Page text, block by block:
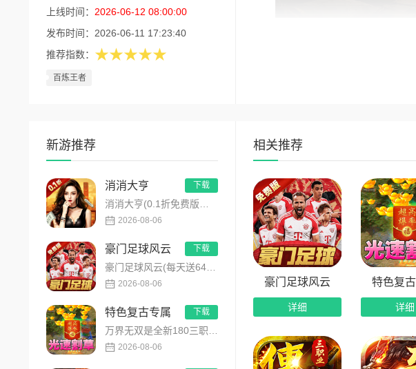
上线时间： 2026-06-12 08:00:00
发布时间： 2026-06-11 17:23:40
推荐指数： ★★★★★
百炼王者
新游推荐
消消大亨
消消大亨(0.1折免费版送6480)是一款现代商战题材模拟经营养成手游，创新建筑合成升级玩法，不肝不氪！玩家...
2026-08-06
下载
豪门足球风云
豪门足球风云(每天送648)是FIFPRO国际职业球员协会正版授权3D足球经理手游，搭载顶级动作捕捉技术，还...
2026-08-06
下载
特色复古专属
万界无双是全新180三职业神技觉醒复古专属传奇手游，复古玩法创新升级，无套路无暗坑！全地图掉落百件专属装备，...
2026-08-06
下载
相关推荐
豪门足球风云
详细
特色复
详细